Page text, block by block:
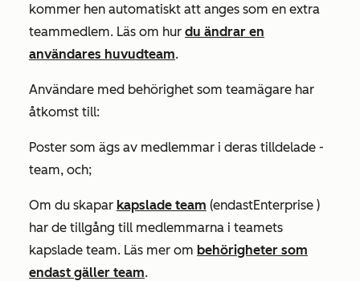
kommer hen automatiskt att anges som en extra
teammedlem. Läs om hur du ändrar en
användares huvudteam.
Användare med behörighet som teamägare har
åtkomst till:
Poster som ägs av medlemmar i deras tilldelade -
team, och;
Om du skapar kapslade team (endastEnterprise )
har de tillgång till medlemmarna i teamets
kapslade team. Läs mer om behörigheter som
endast gäller team.